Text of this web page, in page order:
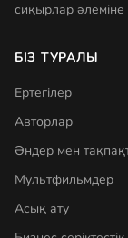
сиқырлар әлеміне
БІЗ ТУРАЛЫ
Ертегілер
Авторлар
Әндер мен
Мультфильмдер
Асық ату